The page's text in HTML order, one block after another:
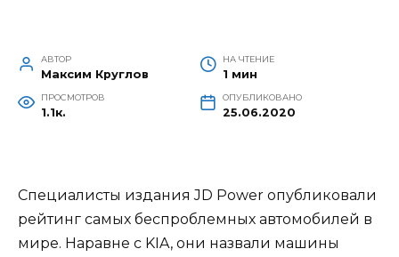
АВТОР
Максим Круглов
НА ЧТЕНИЕ
1 мин
ПРОСМОТРОВ
1.1к.
ОПУБЛИКОВАНО
25.06.2020
Специалисты издания JD Power опубликовали
рейтинг самых беспроблемных автомобилей в
мире. Наравне с KIA, они назвали машины